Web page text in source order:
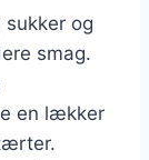
sukker og
smag.
en lækker